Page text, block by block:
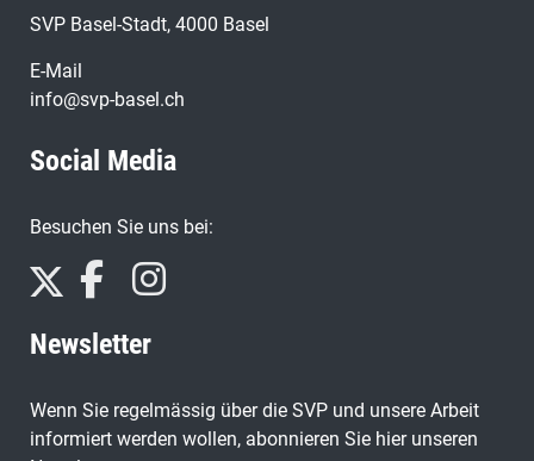
SVP Basel-Stadt, 4000 Basel
E-Mail
info@svp-basel.ch
Social Media
Besuchen Sie uns bei:
Newsletter
Wenn Sie regelmässig über die SVP und unsere Arbeit
informiert werden wollen, abonnieren Sie hier unseren